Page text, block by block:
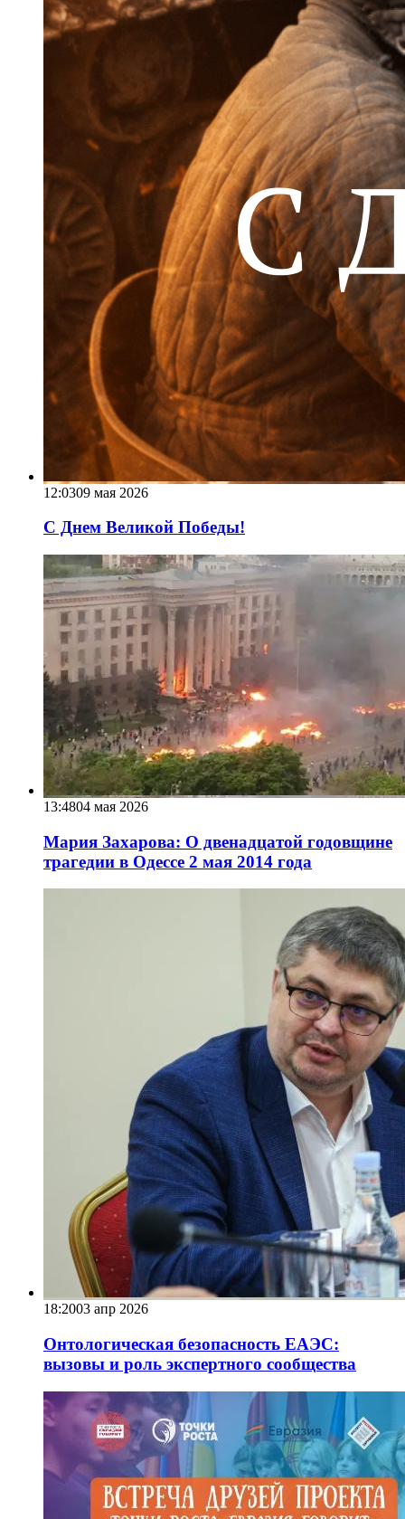
12:0309 мая 2026
С Днем Великой Победы!
13:4804 мая 2026
Мария Захарова: О двенадцатой годовщине
трагедии в Одессе 2 мая 2014 года
18:2003 апр 2026
Онтологическая безопасность ЕАЭС:
вызовы и роль экспертного сообщества